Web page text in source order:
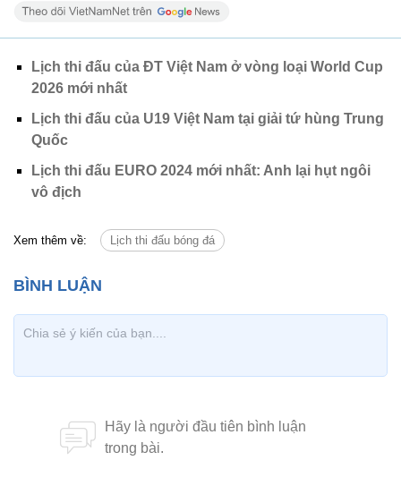
Lịch thi đấu của ĐT Việt Nam ở vòng loại World Cup
2026 mới nhất
Lịch thi đấu của U19 Việt Nam tại giải tứ hùng Trung
Quốc
Lịch thi đấu EURO 2024 mới nhất: Anh lại hụt ngôi
vô địch
Xem thêm về: Lịch thi đấu bóng đá